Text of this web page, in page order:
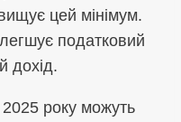
цей мінімум.
податковий
дохід.
2025 року можуть